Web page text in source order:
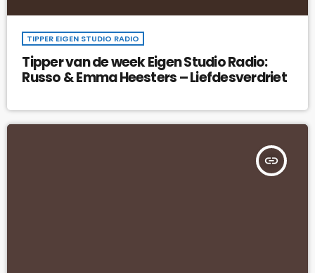
TIPPER EIGEN STUDIO RADIO
Tipper van de week Eigen Studio Radio:
Russo & Emma Heesters – Liefdesverdriet
insert_link